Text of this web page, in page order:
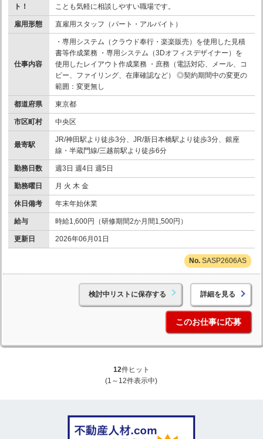
ト！
ことも気軽に相談しやすい職場です。
雇用形態 直雇用スタッフ（パート・アルバイト）
仕事内容
・専用システム（クラウド奉行・楽楽販売）を使用した見積
書等作成業務 ・専用システム（3Dオフィスデザイナー）を
使用したレイアウト作成業務 ・庶務（電話対応、メール、コ
ピー、ファイリング、在庫確認など） ◎契約期間中の変更の
範囲：変更無し
都道府県 東京都
市区町村 中央区
最寄駅
JR/神田駅より徒歩3分、JR/新日本橋駅より徒歩3分、銀座
線・半蔵門線/三越前駅より徒歩6分
勤務日数 週3日 週4日 週5日
勤務曜日 月 火 木 金
休日備考 年末年始休業
給与 時給1,600円（研修期間2か月間1,500円）
更新日 2026年06月01日
SASP2606AS
検討中リストに保存する 詳細を見る
このお仕事に応募
12件ヒット
(1～12件表示中)